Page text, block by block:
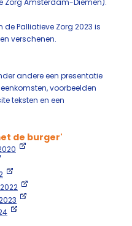
Palliatieve Zorg 2023 is
verschenen.
andere een presentatie
voorbeelden
teksten en een
de burger'